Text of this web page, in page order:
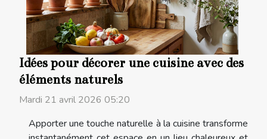
Idées pour décorer une cuisine avec des
éléments naturels
Mardi 21 avril 2026 05:20
Apporter une touche naturelle à la cuisine transforme